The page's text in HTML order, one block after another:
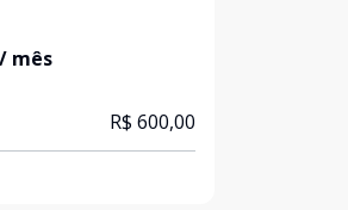
/ mês
R$ 600,00